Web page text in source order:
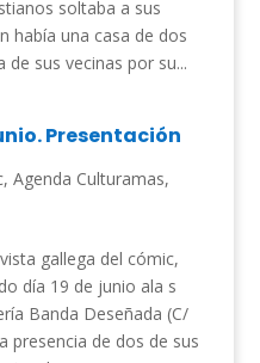
soltaba a sus
había una casa de dos
sus vecinas por su...
Presentación
, Agenda Culturamas,
gallega del cómic,
día 19 de junio ala s
Banda Deseñada (C/
presencia de dos de sus